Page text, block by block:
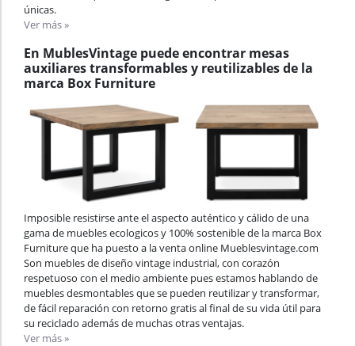
únicas.
Ver más »
En MublesVintage puede encontrar mesas
auxiliares transformables y reutilizables de la
marca Box Furniture
Imposible resistirse ante el aspecto auténtico y cálido de una
gama de muebles ecologicos y 100% sostenible de la marca Box
Furniture que ha puesto a la venta online Mueblesvintage.com
Son muebles de diseño vintage industrial, con corazón
respetuoso con el medio ambiente pues estamos hablando de
muebles desmontables que se pueden reutilizar y transformar,
de fácil reparación con retorno gratis al final de su vida útil para
su reciclado además de muchas otras ventajas.
Ver más »